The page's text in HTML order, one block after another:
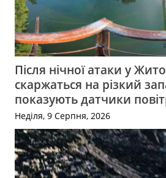
Після нічної атаки у
скаржаться на різкий
показують датчики
Неділя, 9 Серпня, 2026